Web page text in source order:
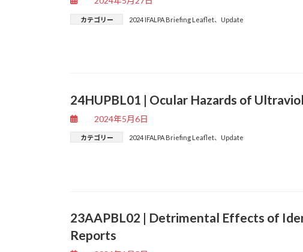
カテゴリー 2024 IFALPA Briefing Leaflet、 Update
24HUPBL01 | Ocular Hazards of
2024年5月6日
カテゴリー 2024 IFALPA Briefing Leaflet、 Update
23AAPBL02 | Detrimental Effects of
Reports